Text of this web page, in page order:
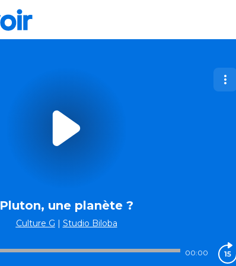
Pluton, une planète ?
Culture G | Studio Biloba
00:00